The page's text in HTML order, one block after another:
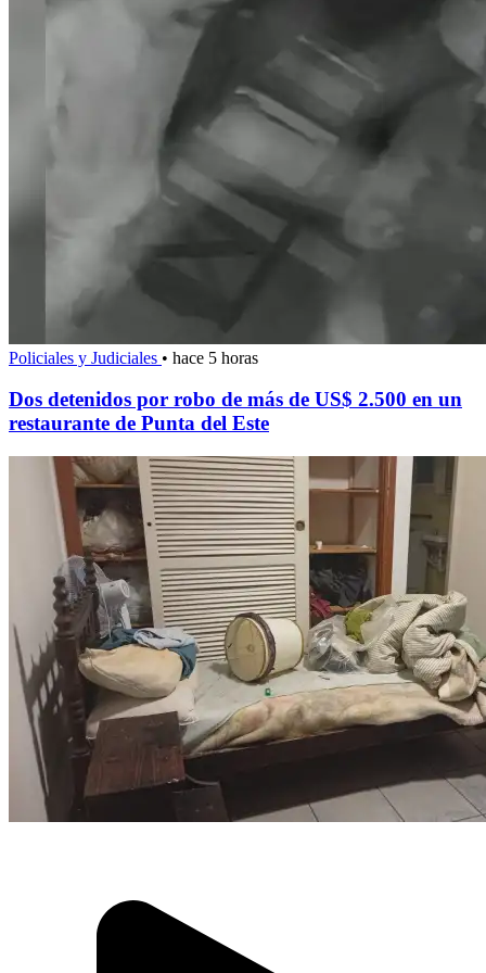
Policiales y Judiciales • hace 5 horas
Dos detenidos por robo de más de US$ 2.500 en un
restaurante de Punta del Este